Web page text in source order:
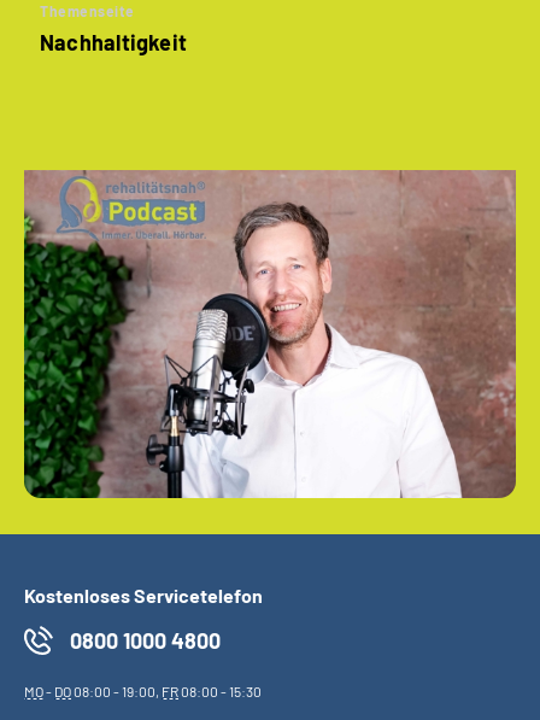
Themenseite
Nachhaltigkeit
Kostenloses Servicetelefon
0800 1000 4800
MO- DO08:00 - 19:00, FR08:00 - 15:30